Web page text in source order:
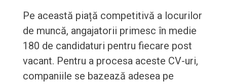
Pe această piață competitivă a locurilor
de muncă, angajatorii primesc în medie
180 de candidaturi pentru fiecare post
vacant. Pentru a procesa aceste CV-uri,
companiile se bazează adesea pe